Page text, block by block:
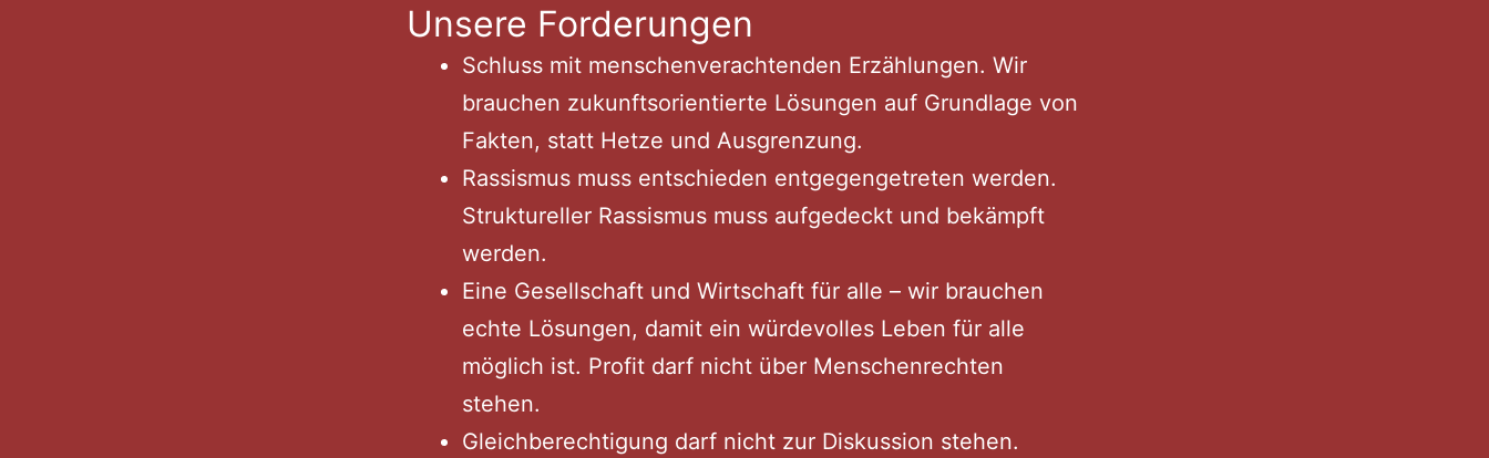
Unsere Forderungen
Schluss mit menschenverachtenden Erzählungen. Wir
brauchen zukunftsorientierte Lösungen auf Grundlage von
Fakten, statt Hetze und Ausgrenzung.
Rassismus muss entschieden entgegengetreten werden.
Struktureller Rassismus muss aufgedeckt und bekämpft
werden.
Eine Gesellschaft und Wirtschaft für alle – wir brauchen
echte Lösungen, damit ein würdevolles Leben für alle
möglich ist. Profit darf nicht über Menschenrechten
stehen.
Gleichberechtigung darf nicht zur Diskussion stehen.